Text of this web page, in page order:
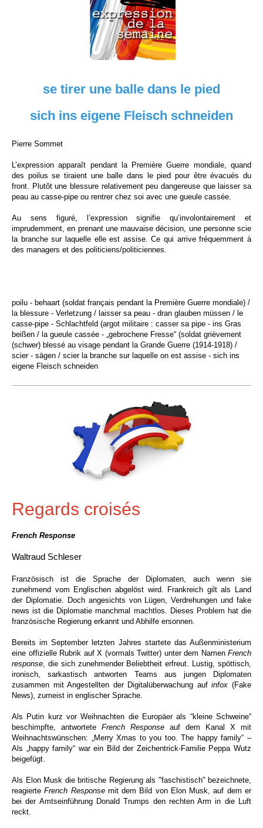
se tirer une balle dans le pied
sich ins eigene Fleisch schneiden
Pierre Sommet
L’expression apparaît pendant la Première Guerre mondiale, quand
des poilus se tiraient une balle dans le pied pour être évacués du
front. Plutôt une blessure relativement peu dangereuse que laisser sa
peau au casse-pipe ou rentrer chez soi avec une gueule cassée.
Au sens figuré, l’expression signifie qu’involontairement et
imprudemment, en prenant une mauvaise décision, une personne scie
la branche sur laquelle elle est assise. Ce qui arrive fréquemment à
des managers et des politiciens/politiciennes.
poilu - behaart (soldat français pendant la Première Guerre mondiale) /
la blessure - Verletzung / laisser sa peau - dran glauben müssen / le
casse-pipe - Schlachtfeld (argot militaire : casser sa pipe - ins Gras
beißen / la gueule cassée - „gebrochene Fresse“ (soldat grièvement
(schwer) blessé au visage pendant la Grande Guerre (1914-1918) /
scier - sägen / scier la branche sur laquelle on est assise - sich ins
eigene Fleisch schneiden
Regards croisés
French Response
Waltraud Schleser
Französisch ist die Sprache der Diplomaten, auch wenn sie
zunehmend vom Englischen abgelöst wird. Frankreich gilt als Land
der Diplomatie. Doch angesichts von Lügen, Verdrehungen und fake
news ist die Diplomatie manchmal machtlos. Dieses Problem hat die
französische Regierung erkannt und Abhilfe ersonnen.
Bereits im September letzten Jahres startete das Außenministerium
eine offizielle Rubrik auf X (vormals Twitter) unter dem Namen French
response, die sich zunehmender Beliebtheit erfreut. Lustig, spöttisch,
ironisch, sarkastisch antworten Teams aus jungen Diplomaten
zusammen mit Angestellten der Digitalüberwachung aufinfox (Fake
News), zumeist in englischer Sprache.
Als Putin kurz vor Weihnachten die Europäer als “kleine Schweine“
beschimpfte, antwortete French Response auf dem Kanal X mit
Weihnachtswünschen: „Merry Xmas to you too. The happy family“ –
Als „happy family“ war ein Bild der Zeichentrick-Familie Peppa Wutz
beigefügt.
Als Elon Musk die britische Regierung als "faschistisch" bezeichnete,
reagierteFrench Responsemit dem Bild von Elon Musk, auf dem er
bei der Amtseinführung Donald Trumps den rechten Arm in die Luft
reckt.